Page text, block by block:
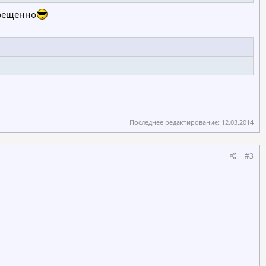
Последнее редактирование: 12.03.2014
#3